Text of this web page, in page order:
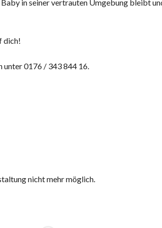
in seiner vertrauten Umgebung bleibt
dich!
unter 0176 / 343 844 16.
nicht mehr möglich.